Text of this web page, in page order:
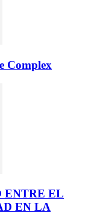
Complex
ENTRE EL
EN LA